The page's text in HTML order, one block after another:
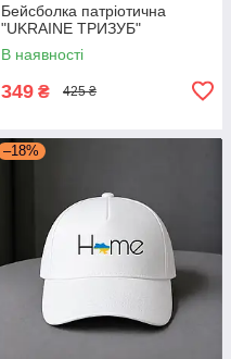
Бейсболка патріотична
"UKRAINE ТРИЗУБ"
В наявності
349 ₴ 425 ₴
–18%